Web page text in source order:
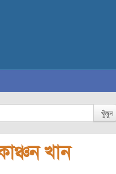
খুঁজুন
খান